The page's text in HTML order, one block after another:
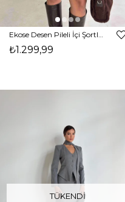
₺1.299,99
TÜKENDI